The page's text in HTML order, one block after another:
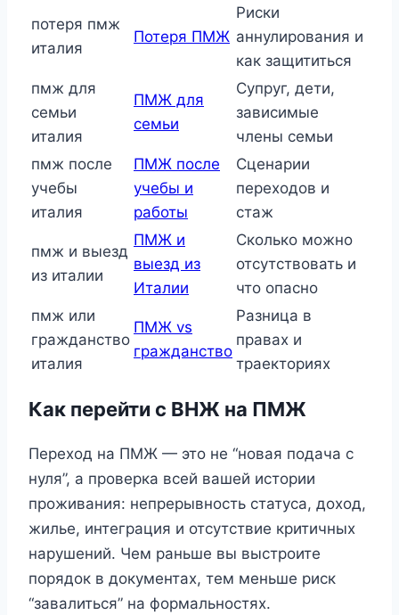
потеря пмж
италия
Потеря ПМЖ
Риски
аннулирования и
как защититься
пмж для
семьи
италия
ПМЖ для
семьи
Супруг, дети,
зависимые
члены семьи
пмж после
учебы
италия
ПМЖ после
учебы и
работы
Сценарии
переходов и
стаж
пмж и выезд
из италии
ПМЖ и
выезд из
Италии
Сколько можно
отсутствовать и
что опасно
пмж или
гражданство
италия
ПМЖ vs
гражданство
Разница в
правах и
траекториях
Как перейти с ВНЖ на ПМЖ
Переход на ПМЖ — это не “новая подача с
нуля”, а проверка всей вашей истории
проживания: непрерывность статуса, доход,
жилье, интеграция и отсутствие критичных
нарушений. Чем раньше вы выстроите
порядок в документах, тем меньше риск
“завалиться” на формальностях.